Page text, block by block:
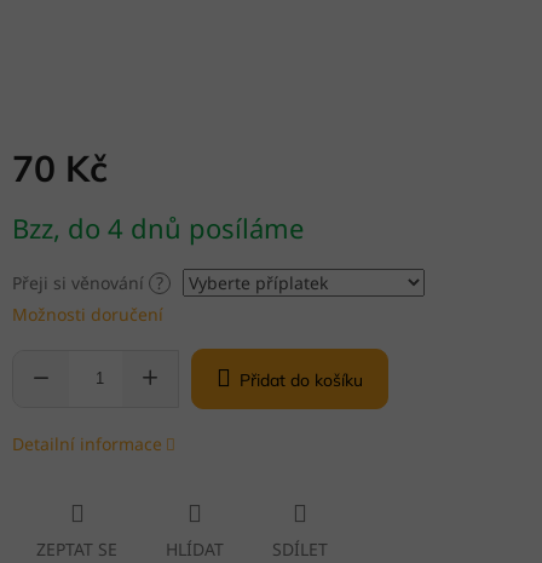
70 Kč
cena:
Bzz, do 4 dnů posíláme
Přeji si věnování ?
Možnosti doručení
Přidat do košíku
Detailní informace
ZEPTAT SE HLÍDAT SDÍLET